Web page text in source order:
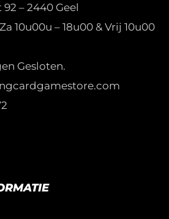
– 2440 Geel
10u00u – 18u00 & Vrij 10u00
Gesloten.